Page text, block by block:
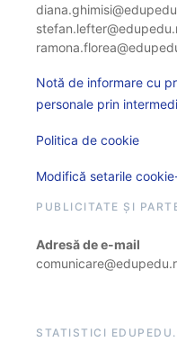
Notă de informare cu
personale prin
Politica de cookie
Modifică setarile
PUBLICITATE ȘI
Adresă de e-mail
STATISTICI